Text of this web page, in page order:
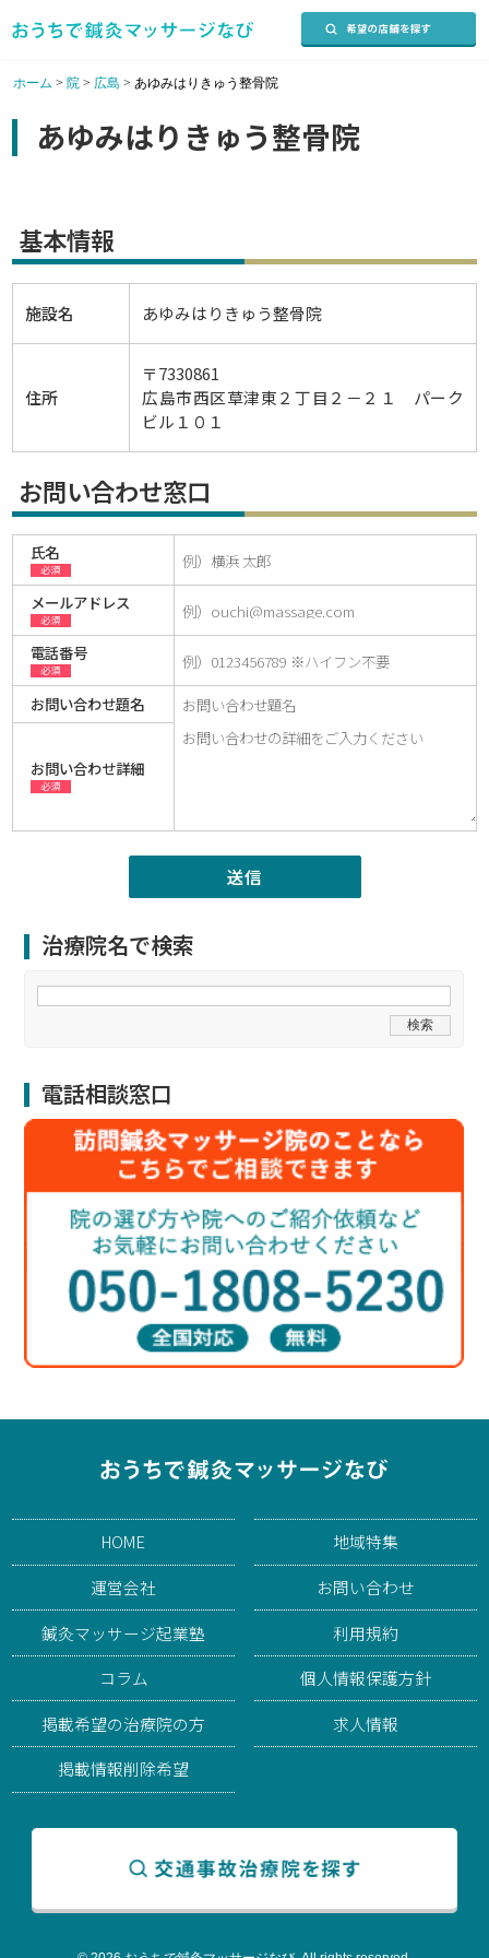
ホーム > 院> 広島 > あゆみはりきゅう整骨院
あゆみはりきゅう整骨院
基本情報
施設名 あゆみはりきゅう整骨院
住所
〒7330861
広島市西区草津東２丁目２－２１ パーク
ビル１０１
お問い合わせ窓口
氏名
必須
メールアドレス
必須
電話番号
必須
お問い合わせ題名
お問い合わせ詳細
必須
治療院名で検索
電話相談窓口
HOME
運営会社
鍼灸マッサージ起業塾
コラム
掲載希望の治療院の方
掲載情報削除希望
地域特集
お問い合わせ
利用規約
個人情報保護方針
求人情報